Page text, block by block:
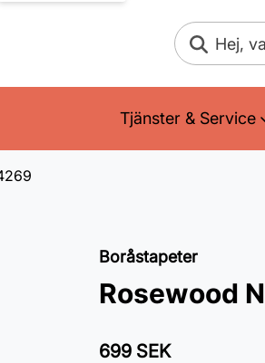
Sök
Tjänster & Service
Boråstapeter
Rosewood
699 SEK